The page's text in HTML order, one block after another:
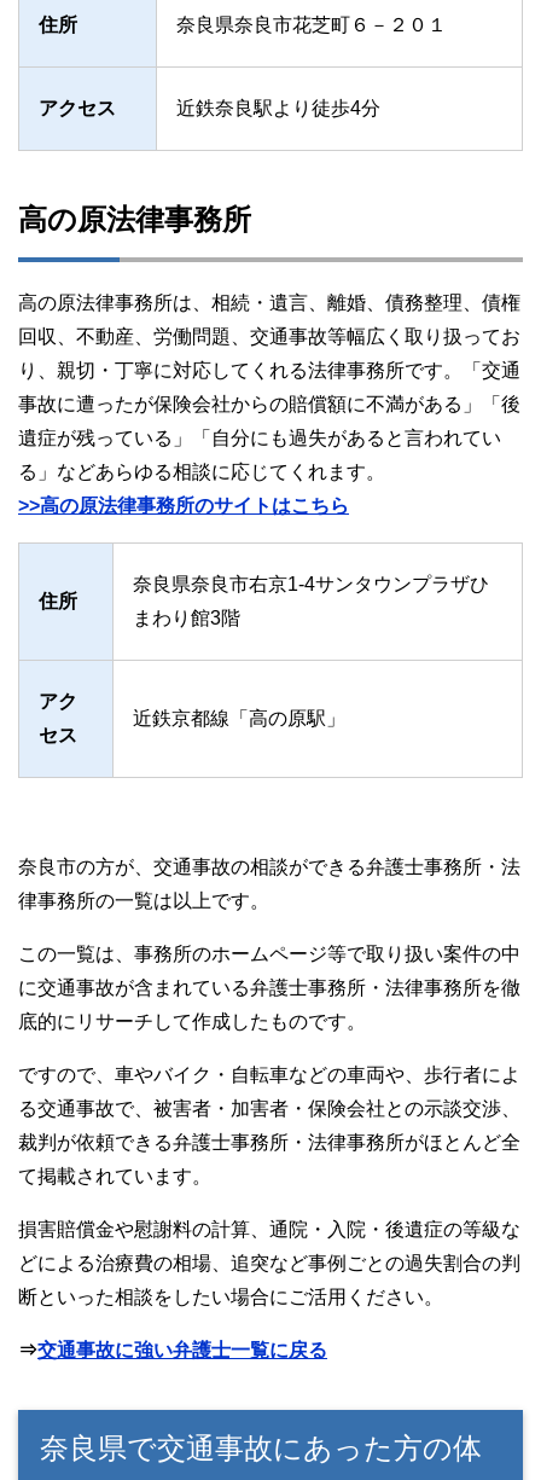
住所 奈良県奈良市花芝町６－２０１
アクセス 近鉄奈良駅より徒歩4分
高の原法律事務所
高の原法律事務所は、相続・遺言、離婚、債務整理、債権
回収、不動産、労働問題、交通事故等幅広く取り扱ってお
り、親切・丁寧に対応してくれる法律事務所です。「交通
事故に遭ったが保険会社からの賠償額に不満がある」「後
遺症が残っている」「自分にも過失があると言われてい
る」などあらゆる相談に応じてくれます。
>>高の原法律事務所のサイトはこちら
住所
奈良県奈良市右京1-4サンタウンプラザひ
まわり館3階
アク
セス
近鉄京都線「高の原駅」
奈良市の方が、交通事故の相談ができる弁護士事務所・法
律事務所の一覧は以上です。
この一覧は、事務所のホームページ等で取り扱い案件の中
に交通事故が含まれている弁護士事務所・法律事務所を徹
底的にリサーチして作成したものです。
ですので、車やバイク・自転車などの車両や、歩行者によ
る交通事故で、被害者・加害者・保険会社との示談交渉、
裁判が依頼できる弁護士事務所・法律事務所がほとんど全
て掲載されています。
損害賠償金や慰謝料の計算、通院・入院・後遺症の等級な
どによる治療費の相場、追突など事例ごとの過失割合の判
断といった相談をしたい場合にご活用ください。
⇒交通事故に強い弁護士一覧に戻る
奈良県で交通事故にあった方の体